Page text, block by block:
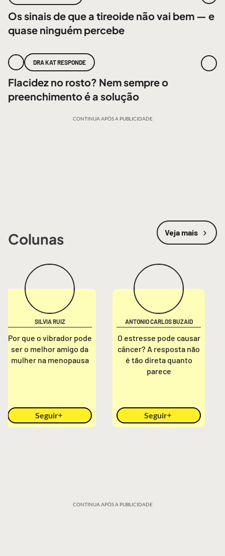
Os sinais de que a tireoide não vai bem — e
quase ninguém percebe
DRA KAT RESPONDE
Flacidez no rosto? Nem sempre o
preenchimento é a solução
CONTINUA APÓS A PUBLICIDADE
Colunas Veja mais
SILVIA RUIZ
Por que o vibrador pode
ser o melhor amigo da
mulher na menopausa
Seguir
ANTONIO CARLOS BUZAID
O estresse pode causar
câncer? A resposta não
é tão direta quanto
parece
Seguir
CONTINUA APÓS A PUBLICIDADE